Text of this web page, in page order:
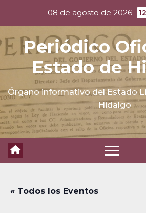
content
08 de agosto de 2026
Periódico
Estado de
Órgano informativo del Estado
Hidalgo
« Todos los Eventos